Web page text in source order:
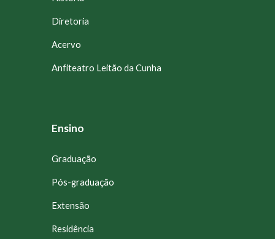
Diretoria
Acervo
Anfiteatro Leitão da Cunha
Ensino
Graduação
Pós-graduação
Extensão
Residência